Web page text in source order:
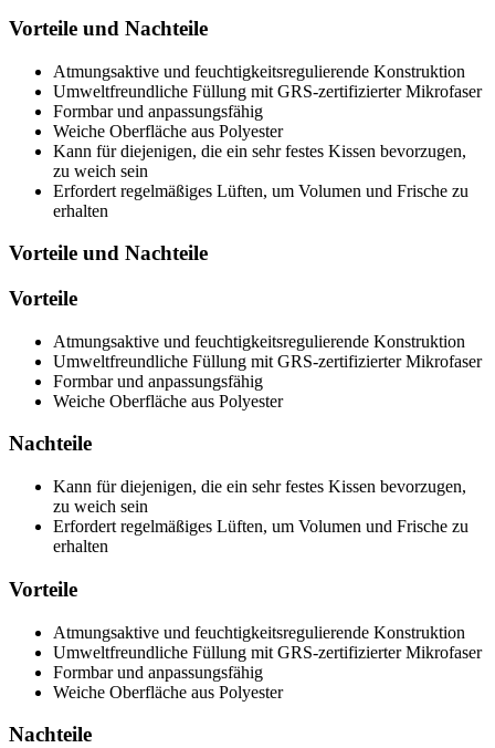
Vorteile und Nachteile
Atmungsaktive und feuchtigkeitsregulierende Konstruktion
Umweltfreundliche Füllung mit GRS-zertifizierter Mikrofaser
Formbar und anpassungsfähig
Weiche Oberfläche aus Polyester
Kann für diejenigen, die ein sehr festes Kissen bevorzugen,
zu weich sein
Erfordert regelmäßiges Lüften, um Volumen und Frische zu
erhalten
Vorteile und Nachteile
Vorteile
Atmungsaktive und feuchtigkeitsregulierende Konstruktion
Umweltfreundliche Füllung mit GRS-zertifizierter Mikrofaser
Formbar und anpassungsfähig
Weiche Oberfläche aus Polyester
Nachteile
Kann für diejenigen, die ein sehr festes Kissen bevorzugen,
zu weich sein
Erfordert regelmäßiges Lüften, um Volumen und Frische zu
erhalten
Vorteile
Atmungsaktive und feuchtigkeitsregulierende Konstruktion
Umweltfreundliche Füllung mit GRS-zertifizierter Mikrofaser
Formbar und anpassungsfähig
Weiche Oberfläche aus Polyester
Nachteile